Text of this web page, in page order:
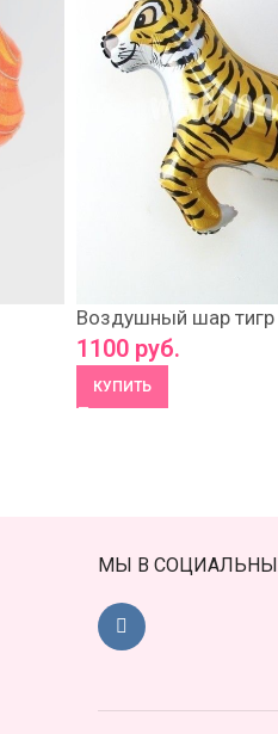
Воздушный шар тигр
1100 руб.
КУПИТЬ
МЫ В